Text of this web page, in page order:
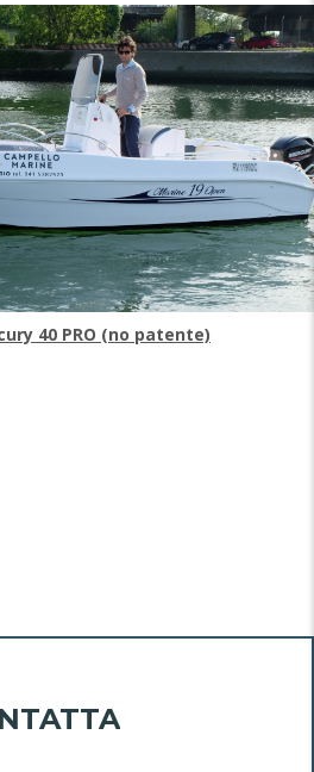
40 PRO (no patente)